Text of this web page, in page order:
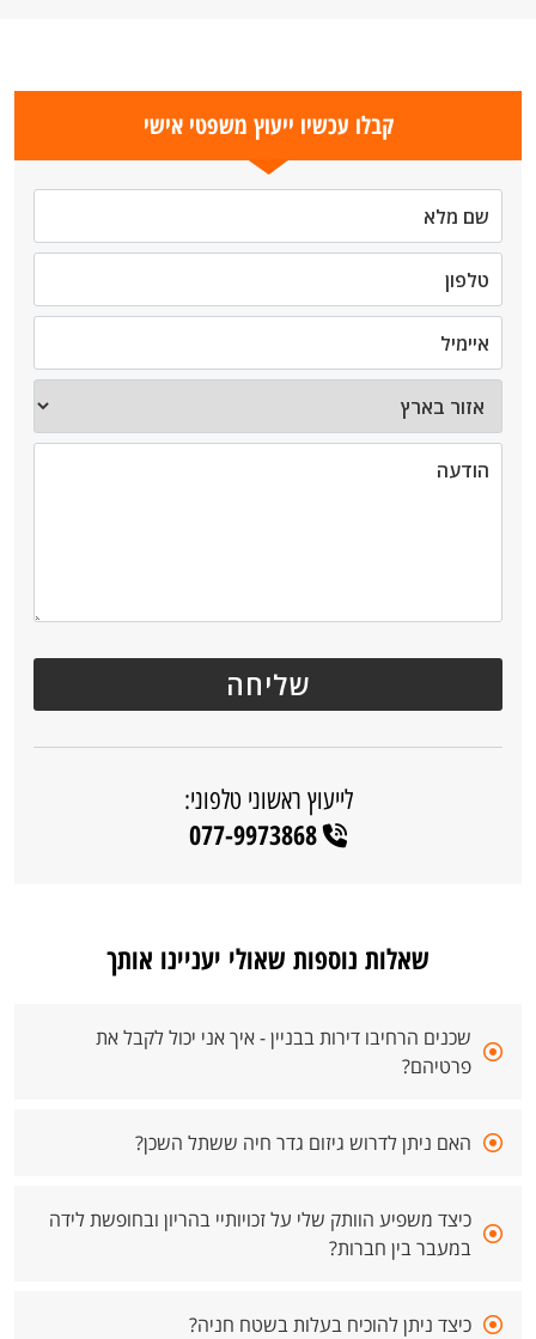
קבלו עכשיו ייעוץ משפטי אישי
לייעוץ ראשוני טלפוני:
077-9973868
שאלות נוספות שאולי יעניינו אותך
שכנים הרחיבו דירות בבניין - איך אני יכול לקבל את
פרטיהם?
האם ניתן לדרוש גיזום גדר חיה ששתל השכן?
כיצד משפיע הוותק שלי על זכויותיי בהריון ובחופשת לידה
במעבר בין חברות?
כיצד ניתן להוכיח בעלות בשטח חניה?